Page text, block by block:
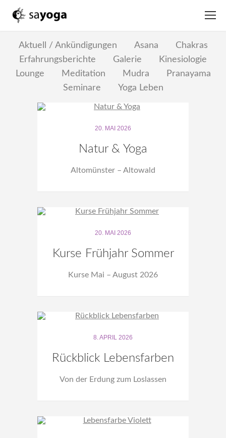
Aktuell / Ankündigungen Asana
Chakras
Erfahrungsberichte
Galerie
Kinesiologie
Lounge
Meditation Mudra
Pranayama
Seminare
Yoga Leben
20. MAI 2026
Natur & Yoga
Altomünster – Altowald
20. MAI 2026
Kurse Frühjahr Sommer
Kurse Mai – August 2026
8. APRIL 2026
Rückblick Lebensfarben
Von der Erdung zum Loslassen